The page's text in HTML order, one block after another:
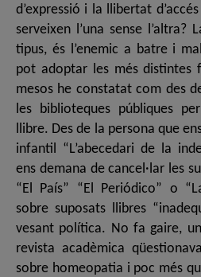
d’expressió i la llibertat
serveixen l’una sense l’altra?
tipus, és l’enemic a batre i
pot adoptar les més distintes
mesos he constatat com des
les biblioteques públiques
llibre. Des de la persona que
infantil “L’abecedari de la
ens demana de cancel·lar les
“El País” “El Periódico” o
sobre suposats llibres
vesant política. No fa gaire,
revista acadèmica
sobre homeopatia i poc més